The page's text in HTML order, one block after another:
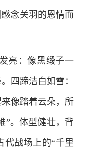
念关羽的恩情而
亮‌：像黑缎子一
四蹄洁白如雪‌：
像踏着云朵，所
”。‌‌‌体型健壮‌，背
代战场上的“千里